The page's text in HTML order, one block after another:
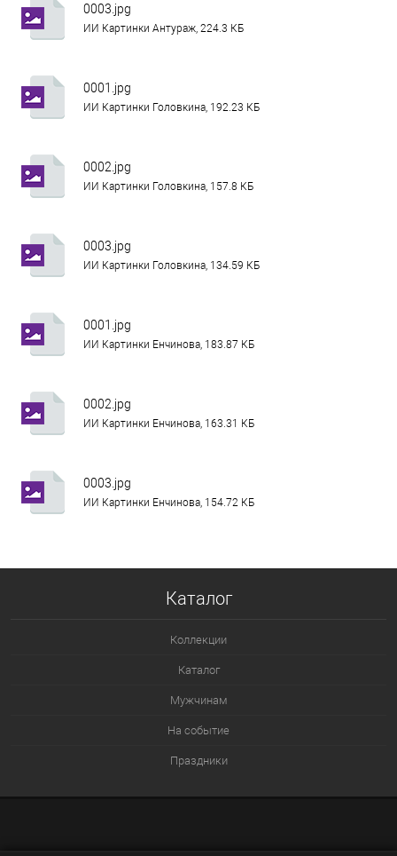
0003.jpg
ИИ Картинки Антураж, 224.3 КБ
0001.jpg
ИИ Картинки Головкина, 192.23 КБ
0002.jpg
ИИ Картинки Головкина, 157.8 КБ
0003.jpg
ИИ Картинки Головкина, 134.59 КБ
0001.jpg
ИИ Картинки Енчинова, 183.87 КБ
0002.jpg
ИИ Картинки Енчинова, 163.31 КБ
0003.jpg
ИИ Картинки Енчинова, 154.72 КБ
Каталог
Коллекции
Каталог
Мужчинам
На событие
Праздники